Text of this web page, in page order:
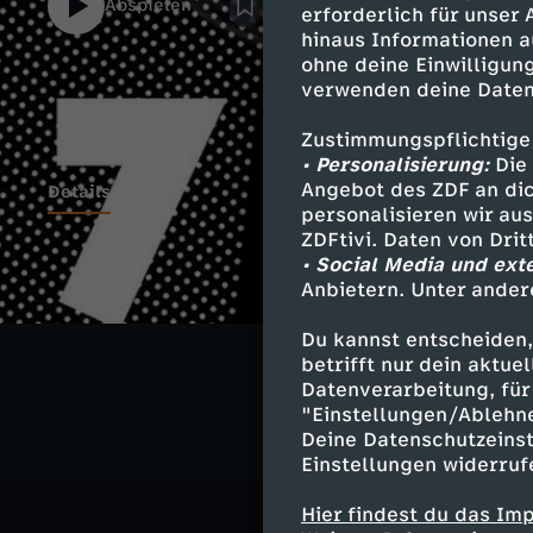
erforderlich für unser
hinaus Informationen
ohne deine
verwenden deine
• Personalisierung:Die
Angebot des ZDF an
personalisieren wir
ZDFtivi. Daten von
• Social Media und
Anbietern. Unter
Du kannst
betrifft nur dein
Datenverarbeitung,
"Einstellungen/
Deine
Einstellungen
Hier findest du das
Andrew-Lloyd-Webber-Musicals „Starlight
Beruf des Musicaldarstellers genauer
überhaupt Musicaldarsteller? Und ist es
gleiche Show zu spielen? Für „follow me“
selbst einmal die Rollschuhe angeschnallt
Bühne gedreht.
Abspielen
Details
Ähnliche